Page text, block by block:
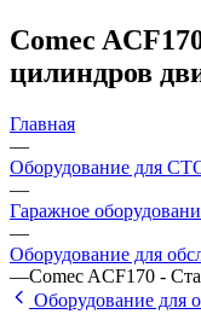
Comec
цилиндров
Главная
—
Оборудование для
—
Гаражное
—
Оборудование для
—Comec ACF170 -
Оборудование для